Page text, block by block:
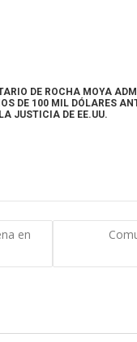
DE ROCHA MOYA
DE 100 MIL DÓLARES
LA JUSTICIA DE EE.UU.
en